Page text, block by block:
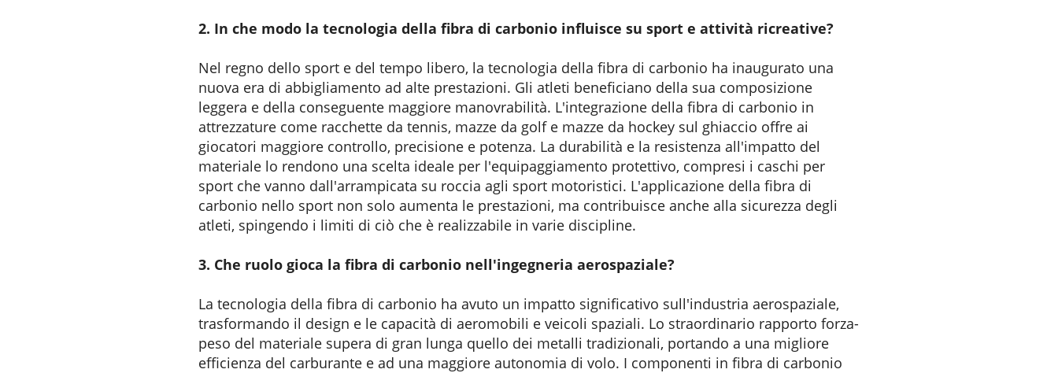
2. In che modo la tecnologia della fibra di carbonio influisce su sport e attività ricreative?
Nel regno dello sport e del tempo libero, la tecnologia della fibra di carbonio ha inaugurato una
nuova era di abbigliamento ad alte prestazioni. Gli atleti beneficiano della sua composizione
leggera e della conseguente maggiore manovrabilità. L'integrazione della fibra di carbonio in
attrezzature come racchette da tennis, mazze da golf e mazze da hockey sul ghiaccio offre ai
giocatori maggiore controllo, precisione e potenza. La durabilità e la resistenza all'impatto del
materiale lo rendono una scelta ideale per l'equipaggiamento protettivo, compresi i caschi per
sport che vanno dall'arrampicata su roccia agli sport motoristici. L'applicazione della fibra di
carbonio nello sport non solo aumenta le prestazioni, ma contribuisce anche alla sicurezza degli
atleti, spingendo i limiti di ciò che è realizzabile in varie discipline.
3. Che ruolo gioca la fibra di carbonio nell'ingegneria aerospaziale?
La tecnologia della fibra di carbonio ha avuto un impatto significativo sull'industria aerospaziale,
trasformando il design e le capacità di aeromobili e veicoli spaziali. Lo straordinario rapporto forza-
peso del materiale supera di gran lunga quello dei metalli tradizionali, portando a una migliore
efficienza del carburante e ad una maggiore autonomia di volo. I componenti in fibra di carbonio